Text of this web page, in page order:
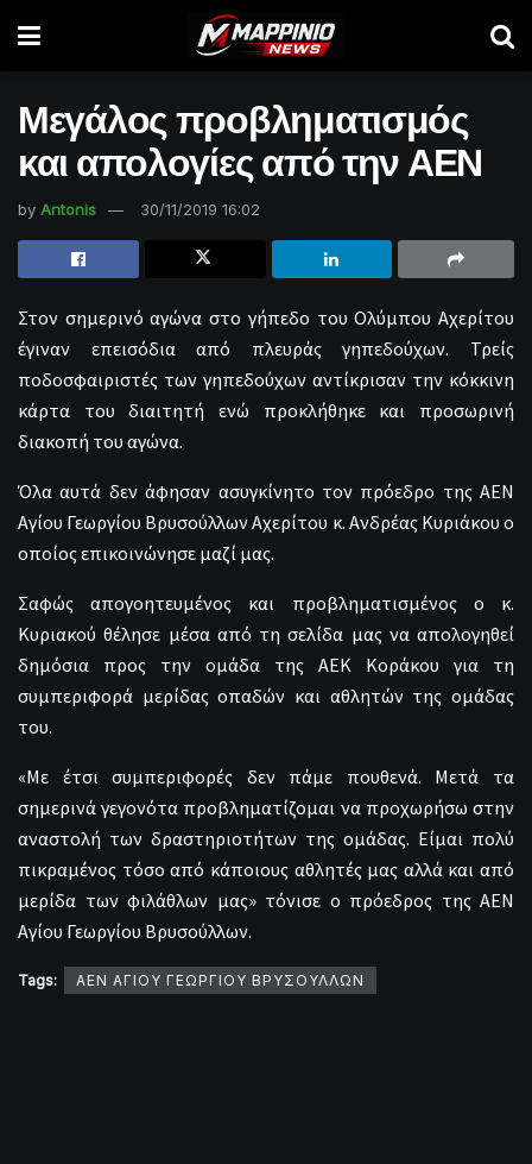
Μεγάλος προβληματισμός
και απολογίες από την ΑΕΝ
by Antonis 30/11/2019 16:02
Στον σημερινό αγώνα στο γήπεδο του Ολύμπου Αχερίτου
έγιναν επεισόδια από πλευράς γηπεδούχων. Τρείς
ποδοσφαιριστές των γηπεδούχων αντίκρισαν την κόκκινη
κάρτα του διαιτητή ενώ προκλήθηκε και προσωρινή
διακοπή του αγώνα.
Όλα αυτά δεν άφησαν ασυγκίνητο τον πρόεδρο της ΑΕΝ
Αγίου Γεωργίου Βρυσούλλων Αχερίτου κ. Ανδρέας Κυριάκου ο
οποίος επικοινώνησε μαζί μας.
Σαφώς απογοητευμένος και προβληματισμένος ο κ.
Κυριακού θέλησε μέσα από τη σελίδα μας να απολογηθεί
δημόσια προς την ομάδα της ΑΕΚ Κοράκου για τη
συμπεριφορά μερίδας οπαδών και αθλητών της ομάδας
του.
«Με έτσι συμπεριφορές δεν πάμε πουθενά. Μετά τα
σημερινά γεγονότα προβληματίζομαι να προχωρήσω στην
αναστολή των δραστηριοτήτων της ομάδας. Είμαι πολύ
πικραμένος τόσο από κάποιους αθλητές μας αλλά και από
μερίδα των φιλάθλων μας» τόνισε ο πρόεδρος της ΑΕΝ
Αγίου Γεωργίου Βρυσούλλων.
Tags: ΑΕΝ ΑΓΙΟΥ ΓΕΩΡΓΙΟΥ ΒΡΥΣΟΥΛΛΩΝ